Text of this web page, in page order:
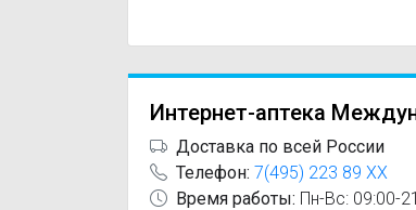
Интернет-аптека
Доставка по всей России
Телефон: 7(495) 223 89 XX
Время работы: Пн-Вс: 09:00-